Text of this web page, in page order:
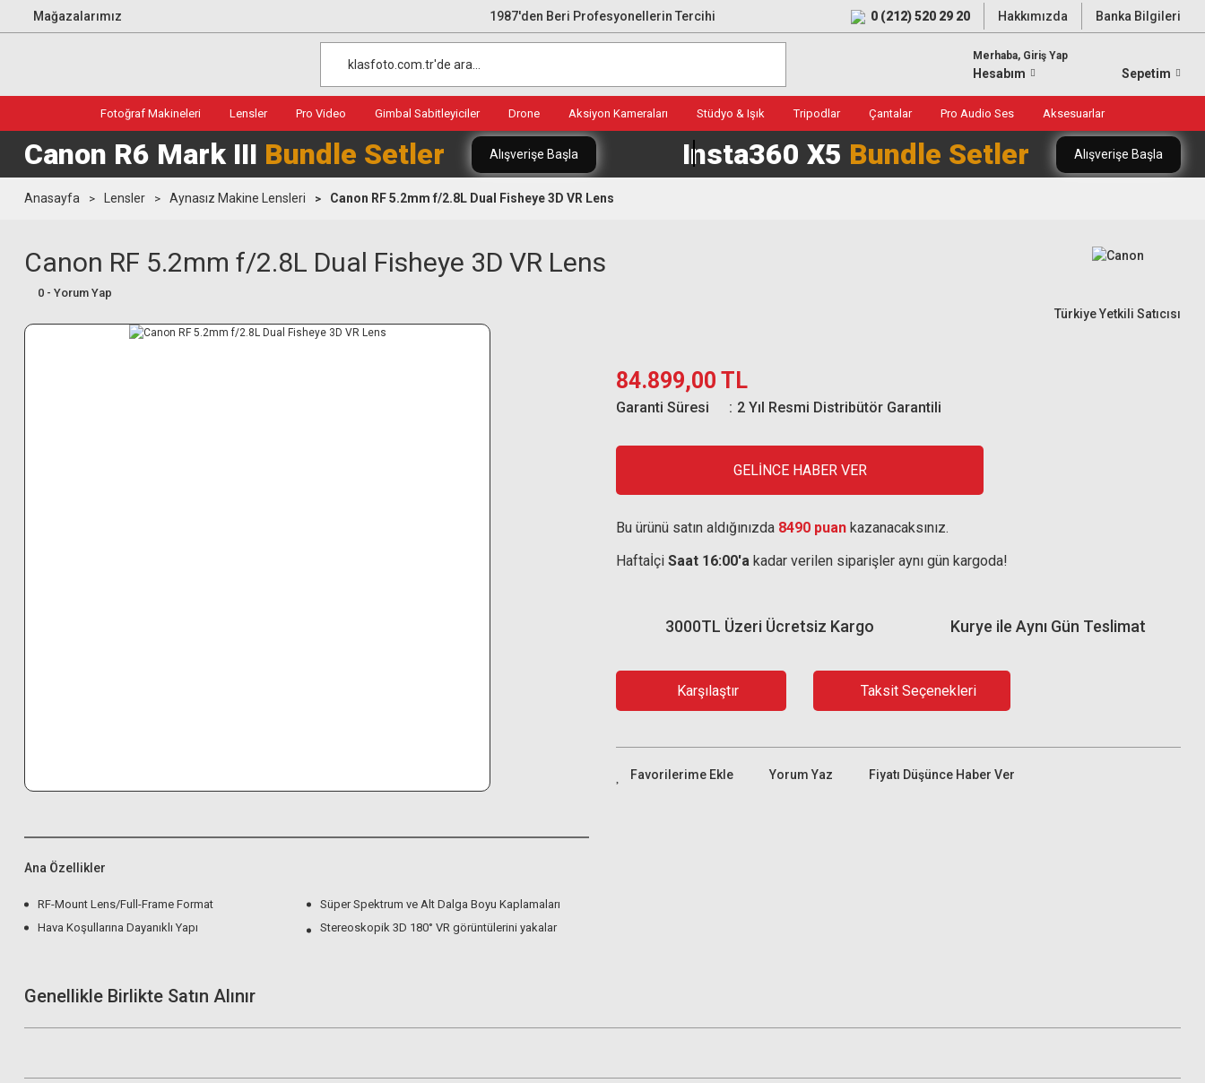
Mağazalarımız 1987'den Beri Profesyonellerin Tercihi 0 (212) 520 29 20 Hakkımızda Banka Bilgileri
Merhaba, Giriş Yap
Hesabım Sepetim
Fotoğraf Makineleri Lensler Pro Video Gimbal Sabitleyiciler Drone Aksiyon Kameraları Stüdyo & Işık Tripodlar Çantalar Pro Audio Ses Aksesuarlar
Canon R6 Mark III Bundle Setler Alışverişe Başla Insta360 X5 Bundle Setler Alışverişe Başla
Anasayfa Lensler Aynasız Makine Lensleri Canon RF 5.2mm f/2.8L Dual Fisheye 3D VR Lens
Canon RF 5.2mm f/2.8L Dual Fisheye 3D VR Lens
0 - Yorum Yap
Türkiye Yetkili Satıcısı
Ana Özellikler
RF-Mount Lens/Full-Frame Format
Süper Spektrum ve Alt Dalga Boyu Kaplamaları
Hava Koşullarına Dayanıklı Yapı
Stereoskopik 3D 180° VR görüntülerini yakalar
84.899,00 TL
Garanti Süresi 2 Yıl Resmi Distribütör Garantili
GELİNCE HABER VER
Bu ürünü satın aldığınızda 8490 puan kazanacaksınız.
Haftaİçi Saat 16:00'a kadar verilen siparişler aynı gün kargoda!
Kurye ile Aynı Gün Teslimat
3000TL Üzeri Ücretsiz Kargo
Karşılaştır Taksit Seçenekleri
Yorum Yaz Fiyatı Düşünce Haber Ver
Genellikle Birlikte Satın Alınır